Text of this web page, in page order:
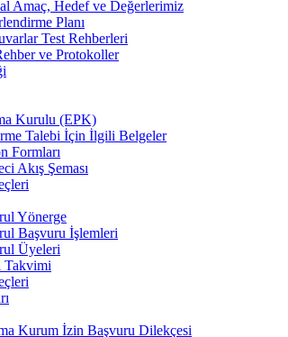
Amaç, Hedef ve Değerlerimiz
Planı
Test Rehberleri
ve Protokoller
Kurulu (EPK)
Talebi İçin İlgili Belgeler
Formları
Akış Şeması
Yönerge
Başvuru İşlemleri
Üyeleri
Takvimi
Kurum İzin Başvuru Dilekçesi